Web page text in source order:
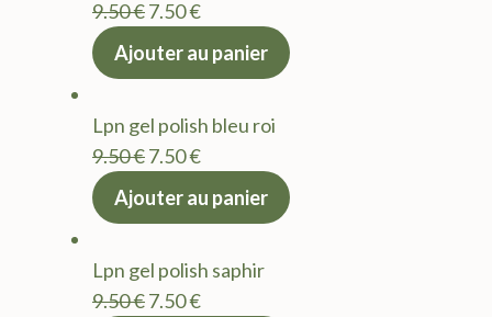
9.50€Le
prix
9.50 €.
7.50€Le
actuel
7.50 €.
Ajouter au panier
Lpn gel polish bleu roi
9.50€Le
prix
9.50 €.
7.50€Le
actuel
7.50 €.
Ajouter au panier
Lpn gel polish saphir
9.50€Le
7.50€Le